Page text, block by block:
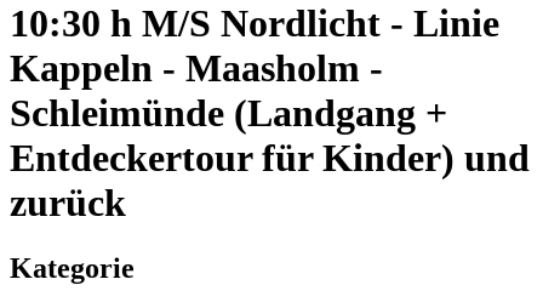
10:30 h M/S Nordlicht - Linie
Kappeln - Maasholm -
Schleimünde (Landgang +
Entdeckertour für Kinder) und
zurück
Kategorie